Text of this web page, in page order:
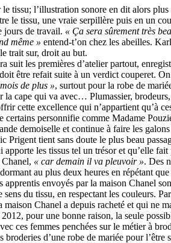
tissu; l’illustration sonore en dit alors
le tissu, une vraie serpillère puis en un
jours de travail. « Ça sera sûrement très
même » entend-t’on chez les abeilles.
trait sur, droit au but.
suit les premières d’atelier partout,
être refait suite à un verdict couperet.
de plus », surtout pour la robe de
la cape qui va avec… Plumassier,
cette excellence qui n’appartient qu’à
certains personnifie comme Madame
demoiselle et continue à faire les
Prigent tient sans doute le plus beau
les tissus tel un trésor et qu’elle fait
« car demain il va pleuvoir ». Des
au plus deux heures en répétant
apprentis envoyés par la maison Chanel
sens du tissu, en respectant les couleurs.
maison Chanel a depuis racheté et qui ne
pour une bonne raison, la seule
ces femmes penchées sur le métier à
broderies d’une robe de mariée pour l’être